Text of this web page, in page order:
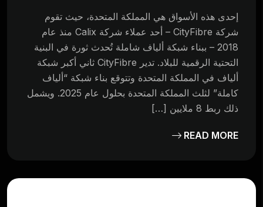
إحدى هذه الأسواق هي المملكة المتحدة، حيث تقوم
شركة CityFibre – أحد عملاء شركة Calix منذ عام
2018 – ببناء شبكة ألياف شاملة تُحدث ثورة في البنية
التحتية الرقمية للبلاد. تدير CityFibre ثاني أكبر شبكة
ألياف في المملكة المتحدة وتتوقع بناء شبكة “ألياف
كاملة” لثلث المملكة المتحدة بحلول عام 2025. ويشمل
ذلك ربط 8 ملايين […]
READ MORE